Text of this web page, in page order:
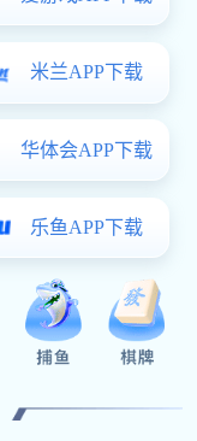
400-830-1980
合作伙伴
合金铸件